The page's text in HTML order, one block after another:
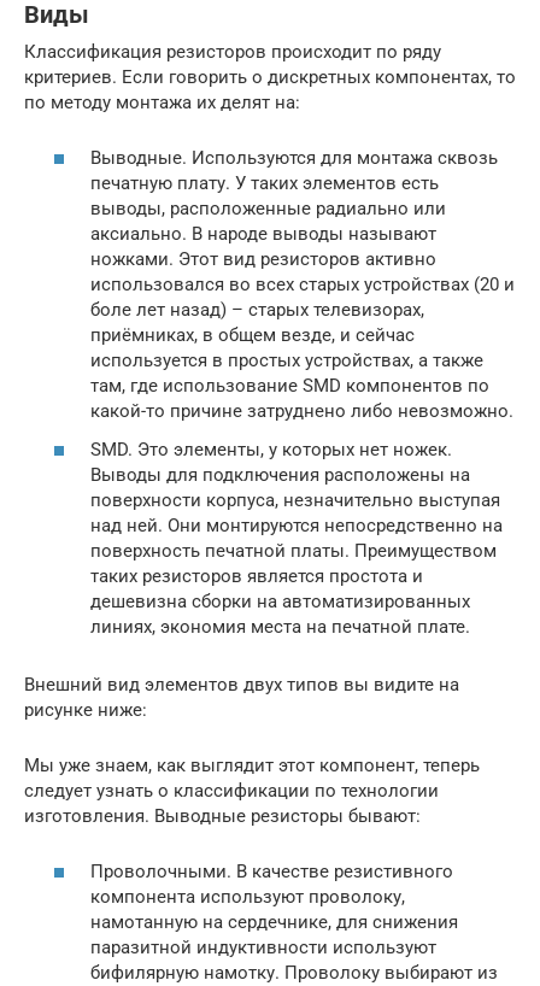
Виды
Классификация резисторов происходит по ряду
критериев. Если говорить о дискретных компонентах, то
по методу монтажа их делят на:
Выводные. Используются для монтажа сквозь
печатную плату. У таких элементов есть
выводы, расположенные радиально или
аксиально. В народе выводы называют
ножками. Этот вид резисторов активно
использовался во всех старых устройствах (20 и
боле лет назад) – старых телевизорах,
приёмниках, в общем везде, и сейчас
используется в простых устройствах, а также
там, где использование SMD компонентов по
какой-то причине затруднено либо невозможно.
SMD. Это элементы, у которых нет ножек.
Выводы для подключения расположены на
поверхности корпуса, незначительно выступая
над ней. Они монтируются непосредственно на
поверхность печатной платы. Преимуществом
таких резисторов является простота и
дешевизна сборки на автоматизированных
линиях, экономия места на печатной плате.
Внешний вид элементов двух типов вы видите на
рисунке ниже:
Мы уже знаем, как выглядит этот компонент, теперь
следует узнать о классификации по технологии
изготовления. Выводные резисторы бывают:
Проволочными. В качестве резистивного
компонента используют проволоку,
намотанную на сердечнике, для снижения
паразитной индуктивности используют
бифилярную намотку. Проволоку выбирают из